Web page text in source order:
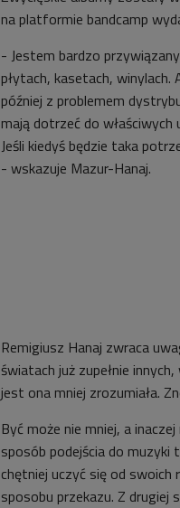
na platformie bandcamp
- Jestem bardzo
płytach, kasetach,
później z problemem
mają dotrzeć do
Jeśli kiedyś będzie taka
- wskazuje Mazur-Hanaj.
Remigiusz Hanaj zwraca
światach już zupełnie
jest ona mniej zrozumiała.
Być może nie mniej, a
sposób podejścia do muzyki
chętniej uczyć się od
sposobu przekazu. Z